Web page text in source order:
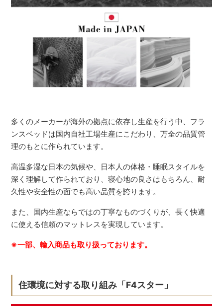
多くのメーカーが海外の拠点に依存し生産を行う中、フラ
ンスベッドは国内自社工場生産にこだわり、万全の品質管
理のもとに作られています。
高温多湿な日本の気候や、日本人の体格・睡眠スタイルを
深く理解して作られており、寝心地の良さはもちろん、耐
久性や安全性の面でも高い品質を誇ります。
また、国内生産ならではの丁寧なものづくりが、長く快適
に使える信頼のマットレスを実現しています。
※一部、輸入商品も取り扱っております。
住環境に対する取り組み「F4スター」